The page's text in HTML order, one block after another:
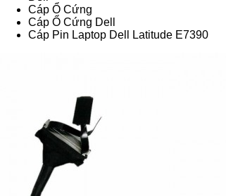
Cáp Ổ Cứng
Cáp Ổ Cứng Dell
Cáp Pin Laptop Dell Latitude E7390